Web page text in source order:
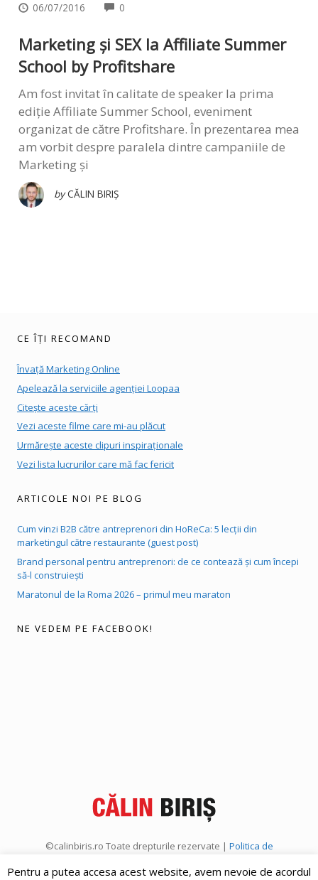
06/07/2016 0
Marketing și SEX la Affiliate Summer
School by Profitshare
Am fost invitat în calitate de speaker la prima
ediție Affiliate Summer School, eveniment
organizat de către Profitshare. În prezentarea mea
am vorbit despre paralela dintre campaniile de
Marketing și
by CĂLIN BIRIȘ
CE ÎȚI RECOMAND
Învață Marketing Online
Apelează la serviciile agenției Loopaa
Citește aceste cărți
Vezi aceste filme care mi-au plăcut
Urmărește aceste clipuri inspiraționale
Vezi lista lucrurilor care mă fac fericit
ARTICOLE NOI PE BLOG
Cum vinzi B2B către antreprenori din HoReCa: 5 lecții din
marketingul către restaurante (guest post)
Brand personal pentru antreprenori: de ce contează și cum începi
să-l construiești
Maratonul de la Roma 2026 – primul meu maraton
NE VEDEM PE FACEBOOK!
©calinbiris.ro Toate drepturile rezervate | Politica de
Pentru a putea accesa acest website, avem nevoie de acordul